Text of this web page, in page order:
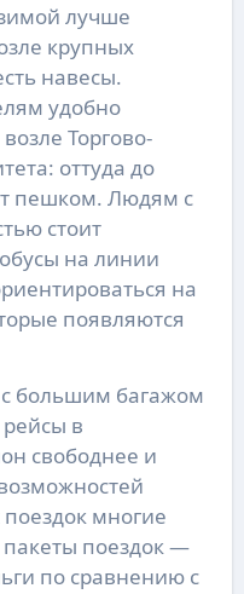
лучше
крупных
навесы.
удобно
Торгово-
оттуда до
пешком. Людям с
стоит
на линии
на
появляются
с большим багажом
в
свободнее и
многие
поездок —
по сравнению с